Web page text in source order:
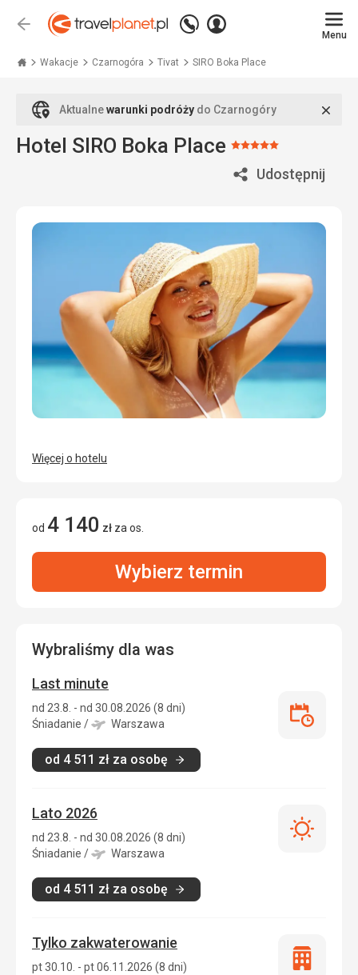
Wstecz
Zadzwoń
+48
771
Zaloguj
Menu
Wakacje Czarnogóra Tivat SIRO Boka Place
Aktualnewarunki podróży do Czarnogóry
Hotel SIRO Boka Place Ocena:
5/5Udostępnij
Więcej o hotelu
od 4 140 zł za os.
Wybierz termin
Wybraliśmy dla was
Last minute
nd 23.8. - nd 30.08.2026 (8 dni)
Śniadanie / Warszawa
od 4 511 zł za osobę
Last
Lato 2026
nd 23.8. - nd 30.08.2026 (8 dni)
Śniadanie / Warszawa
od 4 511 zł za osobę
Lato
Tylko zakwaterowanie
pt 30.10. - pt 06.11.2026 (8 dni)
Tylko